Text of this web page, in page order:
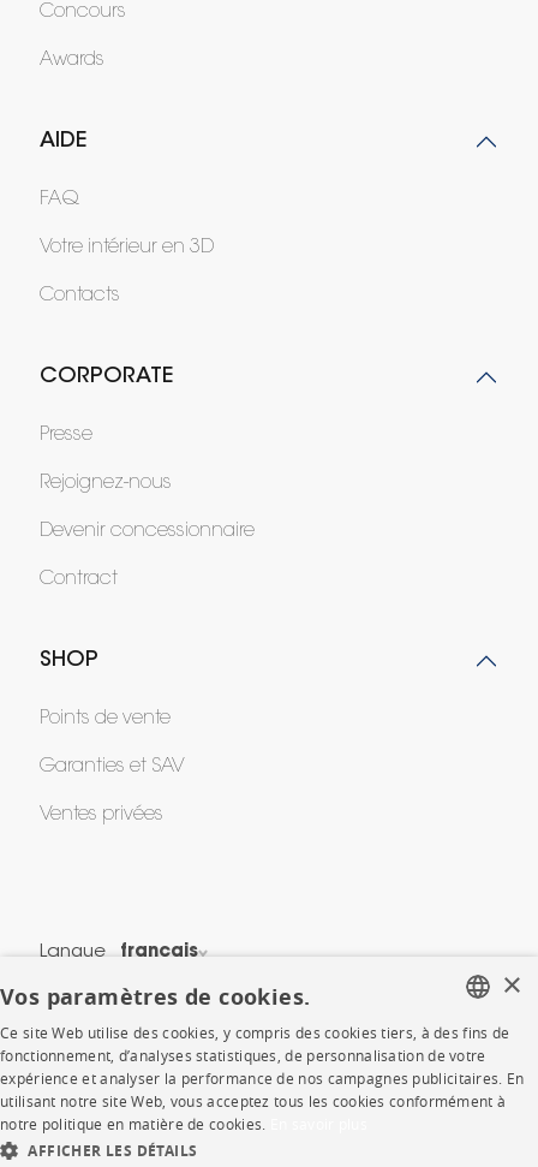
Concours
Awards
AIDE
FAQ
Votre intérieur en 3D
Contacts
CORPORATE
Presse
Rejoignez-nous
Devenir concessionnaire
Contract
SHOP
Points de vente
Garanties et SAV
Ventes privées
Langue français
Pays France
*Conditions des offres
Mentions légales
Conditions générales de vente
Politique de cookies
FRENCH
ENGLISH
×
Vos paramètres de cookies.
Ce site Web utilise des cookies, y compris des cookies tiers, à des fins de
fonctionnement, d’analyses statistiques, de personnalisation de votre
expérience et analyser la performance de nos campagnes publicitaires. En
utilisant notre site Web, vous acceptez tous les cookies conformément à
notre politique en matière de cookies.
AFFICHER LES DÉTAILS